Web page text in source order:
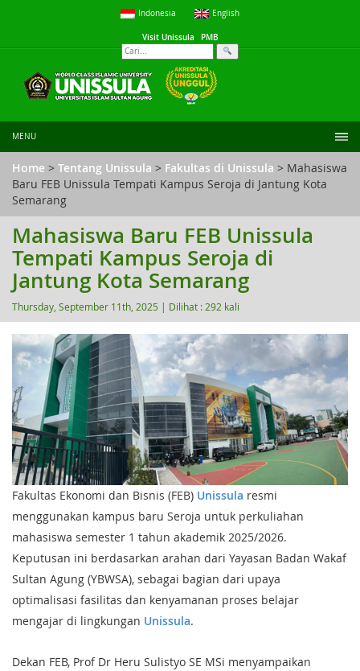
Indonesia English
Visit Unissula PMB
MENU
Home > Tentang Unissula > Fakultas di Unissula > Mahasiswa
Baru FEB Unissula Tempati Kampus Seroja di Jantung Kota
Semarang
Mahasiswa Baru FEB Unissula
Tempati Kampus Seroja di
Jantung Kota Semarang
Thursday, September 11th, 2025 | Dilihat : 292 kali
Fakultas Ekonomi dan Bisnis (FEB) Unissula resmi
menggunakan kampus baru Seroja untuk perkuliahan
mahasiswa semester 1 tahun akademik 2025/2026.
Keputusan ini berdasarkan arahan dari Yayasan Badan Wakaf
Sultan Agung (YBWSA), sebagai bagian dari upaya
optimalisasi fasilitas dan kenyamanan proses belajar
mengajar di lingkungan Unissula.
Dekan FEB, Prof Dr Heru Sulistyo SE MSi menyampaikan